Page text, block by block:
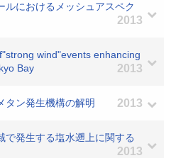
ルにおけるメッシュアスペク
2013
wind"events enhancing
Bay
2013
タン発生機構の解明 2013
で発生する塩水遡上に関する
2013